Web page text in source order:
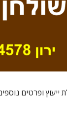
ופרטים